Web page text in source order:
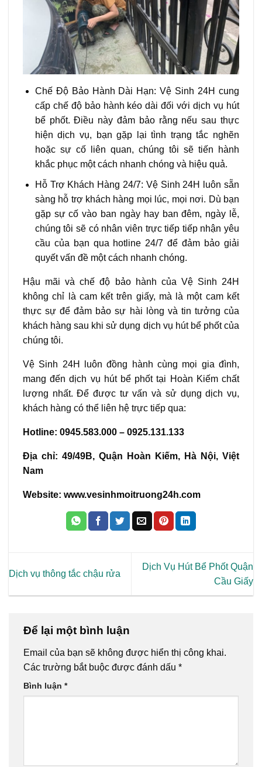
Chế Độ Bảo Hành Dài Hạn: Vệ Sinh 24H cung
cấp chế độ bảo hành kéo dài đối với dịch vụ hút
bể phốt. Điều này đảm bảo rằng nếu sau thực
hiện dịch vụ, bạn gặp lại tình trạng tắc nghẽn
hoặc sự cố liên quan, chúng tôi sẽ tiến hành
khắc phục một cách nhanh chóng và hiệu quả.
Hỗ Trợ Khách Hàng 24/7: Vệ Sinh 24H luôn sẵn
sàng hỗ trợ khách hàng mọi lúc, mọi nơi. Dù bạn
gặp sự cố vào ban ngày hay ban đêm, ngày lễ,
chúng tôi sẽ có nhân viên trực tiếp tiếp nhận yêu
cầu của bạn qua hotline 24/7 để đảm bảo giải
quyết vấn đề một cách nhanh chóng.
Hậu mãi và chế độ bảo hành của Vệ Sinh 24H
không chỉ là cam kết trên giấy, mà là một cam kết
thực sự để đảm bảo sự hài lòng và tin tưởng của
khách hàng sau khi sử dụng dịch vụ hút bể phốt của
chúng tôi.
Vệ Sinh 24H luôn đồng hành cùng mọi gia đình,
mang đến dịch vụ hút bể phốt tại Hoàn Kiếm chất
lượng nhất. Để được tư vấn và sử dụng dịch vụ,
khách hàng có thể liên hệ trực tiếp qua:
Hotline: 0945.583.000 – 0925.131.133
Địa chỉ: 49/49B, Quận Hoàn Kiếm, Hà Nội, Việt
Nam
Website: www.vesinhmoitruong24h.com
Dịch vụ thông tắc chậu rửa
Dịch Vụ Hút Bể Phốt Quận
Cầu Giấy
Để lại một bình luận
Email của bạn sẽ không được hiển thị công khai.
Các trường bắt buộc được đánh dấu *
Bình luận *